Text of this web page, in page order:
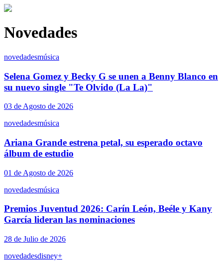
Novedades
novedadesmúsica
Selena Gomez y Becky G se unen a Benny Blanco en
su nuevo single "Te Olvido (La La)"
03 de Agosto de 2026
novedadesmúsica
Ariana Grande estrena petal, su esperado octavo
álbum de estudio
01 de Agosto de 2026
novedadesmúsica
Premios Juventud 2026: Carín León, Beéle y Kany
García lideran las nominaciones
28 de Julio de 2026
novedadesdisney+